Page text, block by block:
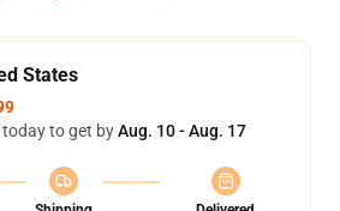
States
to get byAug. 10 - Aug. 17